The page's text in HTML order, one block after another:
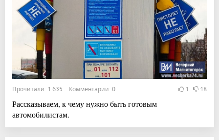
Прочитали: 1 635 Комментарии: 0 1 18
Рассказываем, к чему нужно быть готовым
автомобилистам.